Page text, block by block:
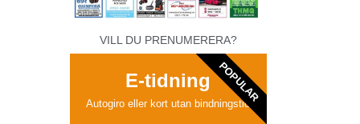
VILL DU PRENUMERERA?
E-tidning
Autogiro eller kort utan bindningstid
POPULAR